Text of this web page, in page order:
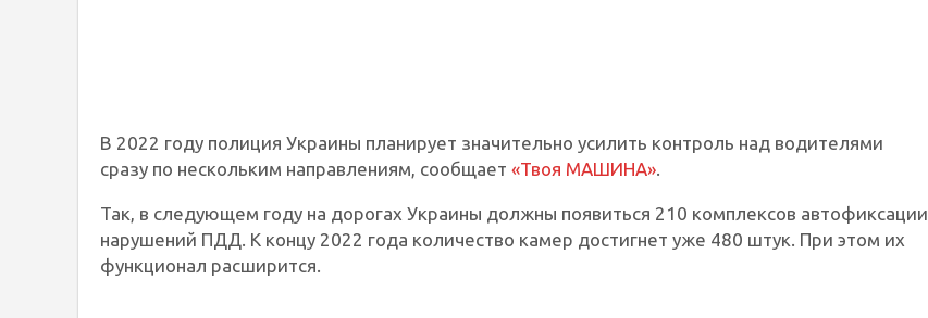
В 2022 году полиция Украины планирует значительно усилить контроль над водителями
сразу по нескольким направлениям, сообщает «Твоя МАШИНА».
Так, в следующем году на дорогах Украины должны появиться 210 комплексов автофиксации
нарушений ПДД. К концу 2022 года количество камер достигнет уже 480 штук. При этом их
функционал расширится.